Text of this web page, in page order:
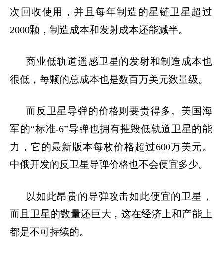
次回收使用，并且每年制造的星链卫星超过
2000颗，制造成本和发射成本还能减半。
商业低轨道遥感卫星的发射和制造成本也
很低，每颗的总成本也是数百万美元数量级。
而反卫星导弹的价格则要贵得多。美国海
军的“标准-6”导弹也拥有摧毁低轨道卫星的能
力，它的最新版本每枚价格超过600万美元。
中俄开发的反卫星导弹价格也不会便宜多少。
以如此昂贵的导弹攻击如此便宜的卫星，
而且卫星的数量还巨大，这在经济上和产能上
都是不可持续的。